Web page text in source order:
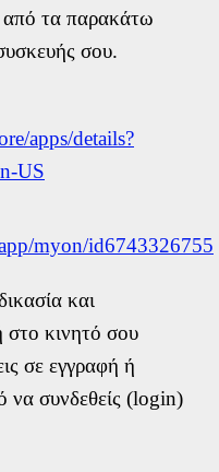
από τα παρακάτω
σου.
apps/details?
US
myon/id6743326755
και
στο κινητό σου
σε εγγραφή ή
να συνδεθείς (login)